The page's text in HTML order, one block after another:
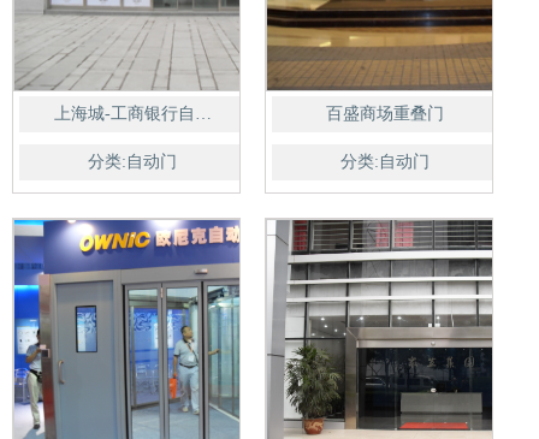
上海城-工商银行自…
分类:自动门
百盛商场重叠门
分类:自动门